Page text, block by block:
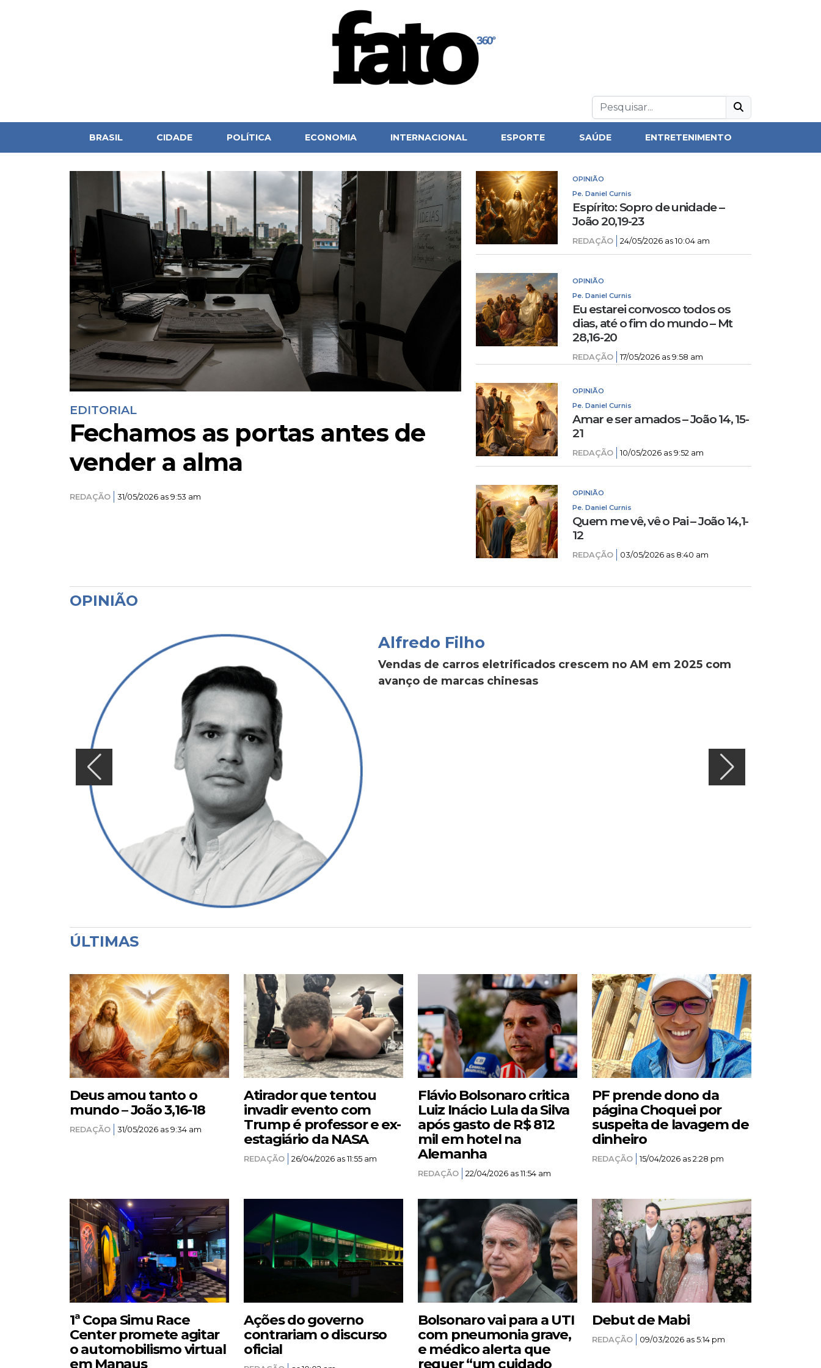
BRASIL CIDADE POLÍTICA ECONOMIA INTERNACIONAL ESPORTE SAÚDE ENTRETENIMENTO
EDITORIAL
Fechamos as portas antes de
vender a alma
REDAÇÃO 31/05/2026 as 9:53 am
OPINIÃO
Pe. Daniel Curnis
Espírito: Sopro de unidade –
João 20,19-23
REDAÇÃO 24/05/2026 as 10:04 am
OPINIÃO
Pe. Daniel Curnis
Eu estarei convosco todos os
dias, até o fim do mundo – Mt
28,16-20
REDAÇÃO 17/05/2026 as 9:58 am
OPINIÃO
Pe. Daniel Curnis
Amar e ser amados – João 14, 15-
21
REDAÇÃO 10/05/2026 as 9:52 am
OPINIÃO
Pe. Daniel Curnis
Quem me vê, vê o Pai – João 14,1-
12
REDAÇÃO 03/05/2026 as 8:40 am
OPINIÃO
Alfredo Filho
Vendas de carros eletrificados crescem no AM em 2025 com
avanço de marcas chinesas
ÚLTIMAS
Deus amou tanto o
mundo – João 3,16-18
REDAÇÃO 31/05/2026 as 9:34 am
Atirador que tentou
invadir evento com
Trump é professor e ex-
estagiário da NASA
REDAÇÃO 26/04/2026 as 11:55 am
Flávio Bolsonaro critica
Luiz Inácio Lula da Silva
após gasto de R$ 812
mil em hotel na
Alemanha
REDAÇÃO 22/04/2026 as 11:54 am
PF prende dono da
página Choquei por
suspeita de lavagem de
dinheiro
REDAÇÃO 15/04/2026 as 2:28 pm
1ª Copa Simu Race
Center promete agitar
o automobilismo virtual
em Manaus
Ações do governo
contrariam o discurso
oficial
Bolsonaro vai para a UTI
com pneumonia grave,
e médico alerta que
requer “um cuidado
Debut de Mabi
REDAÇÃO 09/03/2026 as 5:14 pm